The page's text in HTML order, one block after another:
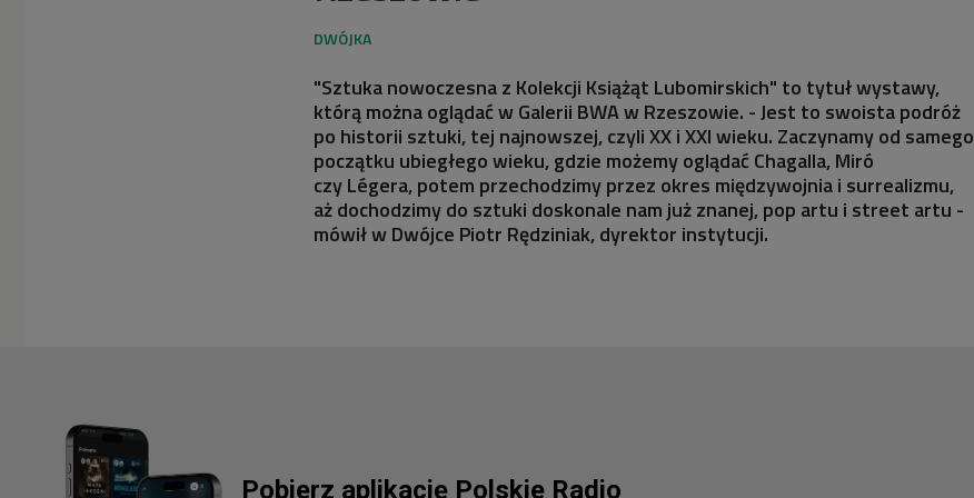
"Sztuka nowoczesna z Kolekcji Książąt Lubomirskich" to tytuł wystawy,
którą można oglądać w Galerii BWA w Rzeszowie. - Jest to swoista podróż
po historii sztuki, tej najnowszej, czyli XX i XXI wieku. Zaczynamy od samego
początku ubiegłego wieku, gdzie możemy oglądać Chagalla, Miró
czy Légera, potem przechodzimy przez okres międzywojnia i surrealizmu,
aż dochodzimy do sztuki doskonale nam już znanej, pop artu i street artu -
mówił w Dwójce Piotr Rędziniak, dyrektor instytucji.
Pobierz aplikację Polskie Radio